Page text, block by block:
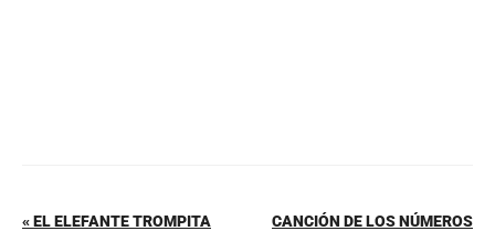
« EL ELEFANTE TROMPITA
CANCIÓN DE LOS NÚMEROS